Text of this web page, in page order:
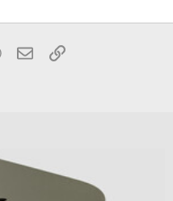
t
WhatsApp
E-MailLink